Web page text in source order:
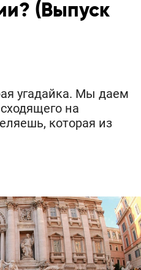
(Выпуск
угадайка. Мы даем
на
которая из